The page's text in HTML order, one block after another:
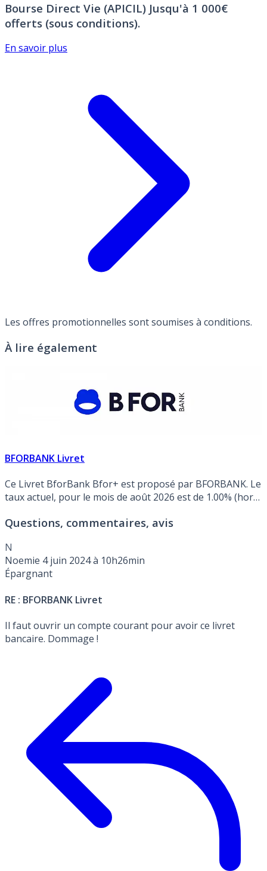
Bourse Direct Vie (APICIL) Jusqu'à 1 000€
offerts (sous conditions).
En savoir plus
Les offres promotionnelles sont soumises à conditions.
À lire également
BFORBANK Livret
Ce Livret BforBank Bfor+ est proposé par BFORBANK. Le
taux actuel, pour le mois de août 2026 est de 1.00% (hors
Questions, commentaires, avis
N
Noemie 4 juin 2024 à 10h26min
Épargnant
RE : BFORBANK Livret
Il faut ouvrir un compte courant pour avoir ce livret
bancaire. Dommage !